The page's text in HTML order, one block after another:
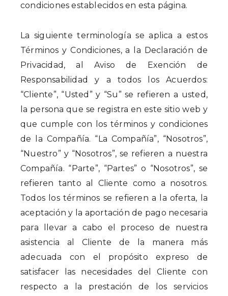
condiciones establecidos en esta página.
La siguiente terminología se aplica a estos
Términos y Condiciones, a la Declaración de
Privacidad, al Aviso de Exención de
Responsabilidad y a todos los Acuerdos:
“Cliente”, “Usted” y “Su” se refieren a usted,
la persona que se registra en este sitio web y
que cumple con los términos y condiciones
de la Compañía. “La Compañía”, “Nosotros”,
“Nuestro” y “Nosotros”, se refieren a nuestra
Compañía. “Parte”, “Partes” o “Nosotros”, se
refieren tanto al Cliente como a nosotros.
Todos los términos se refieren a la oferta, la
aceptación y la aportación de pago necesaria
para llevar a cabo el proceso de nuestra
asistencia al Cliente de la manera más
adecuada con el propósito expreso de
satisfacer las necesidades del Cliente con
respecto a la prestación de los servicios